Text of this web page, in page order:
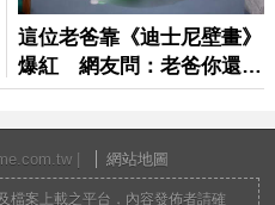
| 網站地圖
檔案上載之平台，內容發佈者請確